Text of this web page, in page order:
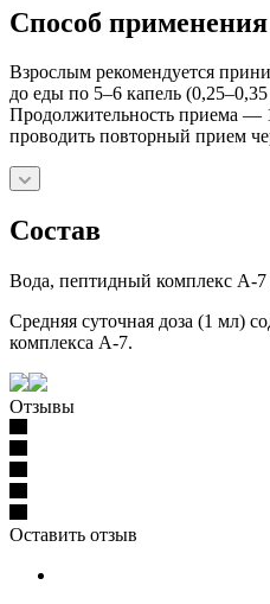
Способ применения
Взрослым рекомендуется
до еды по 5–6 капель
Продолжительность приема —
проводить повторный прием
Состав
Вода, пептидный комплекс A-
Средняя суточная доза (1 мл)
комплекса A-7.
Отзывы
Оставить отзыв